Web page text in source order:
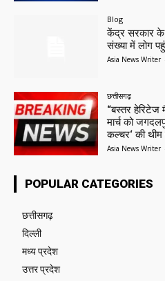
Blog
केंद्र सरकार के
संख्या में लोग
Asia News Writer
छत्तीसगढ़
“बस्तर
मार्च को
कल्चर‘ की
Asia News Writer
POPULAR CATEGORIES
छत्तीसगढ़
दिल्ली
मध्य प्रदेश
उत्तर प्रदेश